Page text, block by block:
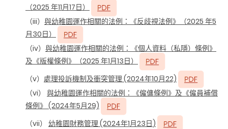
（2025 年11月17日）
（iii） 與幼稚園運作相關的法例：《反歧視法例》（2025 年5
月30日）
（iv） 與幼稚園運作相關的法例：《個人資料（私隱）條例》
及《版權條例》（2025 年1月13日）
（v） 處理投訴機制及衝突管理 (2024年10月22)
（vi） 與幼稚園運作相關的法例：《僱傭條例》及《僱員補償
條例》 (2024年5月29)
（vii） 幼稚園財務管理 (2024年1月23日)